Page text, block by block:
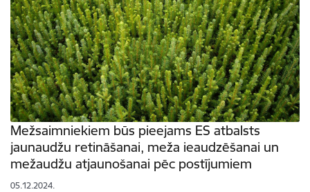
Mežsaimniekiem būs pieejams ES atbalsts
jaunaudžu retināšanai, meža ieaudzēšanai un
mežaudžu atjaunošanai pēc postījumiem
05.12.2024.